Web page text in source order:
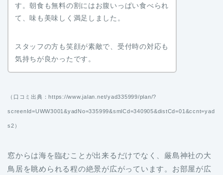
す。朝食も無料の割にはお腹いっぱい食べられ
て、味も美味しく満足しました。
スタッフの方も笑顔が素敵で、受付時の対応も
気持ちが良かったです。
（口コミ出典：https://www.jalan.net/yad335999/plan/?
screenId=UWW3001&yadNo=335999&smlCd=340905&distCd=01&ccnt=yad
s2）
窓からは海を臨むことが出来るだけでなく、厳島神社の大
鳥居を眺められる程の絶景が広がっています。お部屋が広